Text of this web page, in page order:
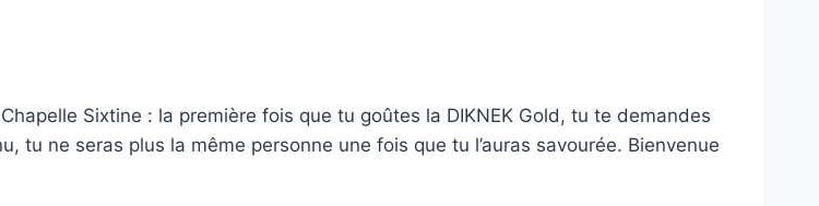
Sixtine : la première fois que tu goûtes la DIKNEK Gold, tu te demandes
tu ne seras plus la même personne une fois que tu l’auras savourée. Bienvenue